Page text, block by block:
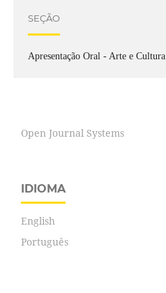
SEÇÃO
Apresentação Oral - Arte e Cultura
Open Journal Systems
IDIOMA
English
Português